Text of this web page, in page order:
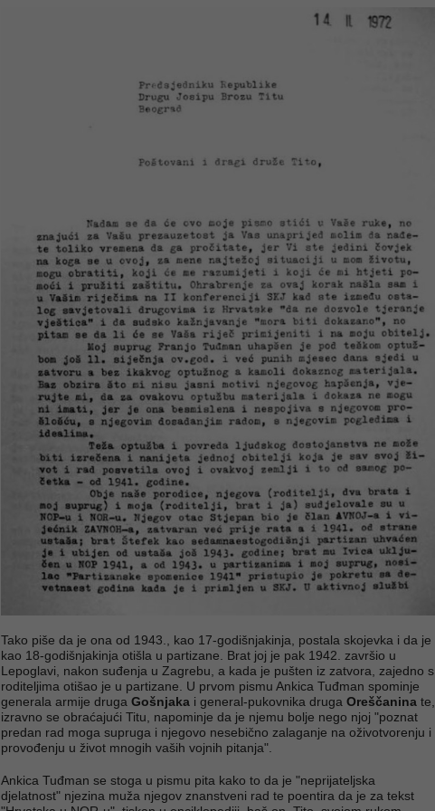
Tako piše da je ona od 1943., kao 17-godišnjakinja, postala skojevka i da je
kao 18-godišnjakinja otišla u partizane. Brat joj je pak 1942. završio u
Lepoglavi, nakon suđenja u Zagrebu, a kada je pušten iz zatvora, zajedno s
roditeljima otišao je u partizane. U prvom pismu Ankica Tuđman spominje
generala armije druga Gošnjaka i general-pukovnika druga Oreščanina te,
izravno se obraćajući Titu, napominje da je njemu bolje nego njoj "poznat
predan rad moga supruga i njegovo nesebično zalaganje na oživotvorenju i
provođenju u život mnogih vaših vojnih pitanja".
Ankica Tuđman se stoga u pismu pita kako to da je "neprijateljska
djelatnost" njezina muža njegov znanstveni rad te poentira da je za tekst